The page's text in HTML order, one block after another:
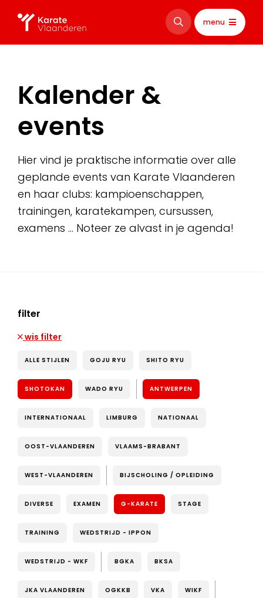
menu
Kalender &
events
Hier vind je praktische informatie over alle
geplande events van Karate Vlaanderen
en haar clubs: kampioenschappen,
trainingen, karatekampen, cursussen,
examens … Noteer ze alvast in je agenda!
filter
wis filter
ALLE STIJLEN GOJU RYU SHITO RYU
SHOTOKAN WADO RYU ANTWERPEN
INTERNATIONAAL LIMBURG NATIONAAL
OOST-VLAANDEREN VLAAMS-BRABANT
WEST-VLAANDEREN BIJSCHOLING / OPLEIDING
DIVERSE EXAMEN G-KARATE STAGE
TRAINING WEDSTRIJD - IPPON
WEDSTRIJD - WKF BGKA BKSA
JKA VLAANDEREN OGKKB VKA WIKF